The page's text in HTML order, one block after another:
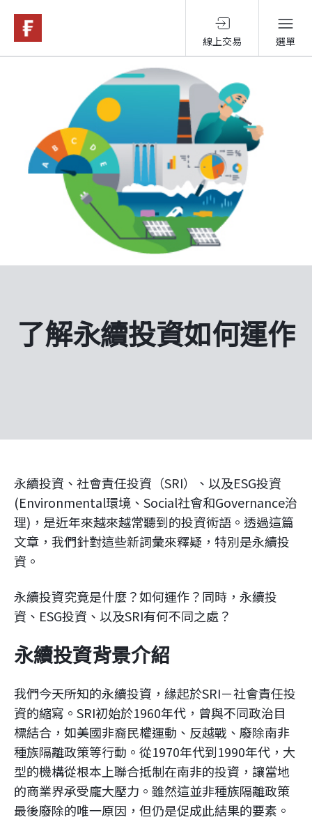
線上交易 選單
永續投資
投資洞見
投資解決方案
關於富達
企業永續
了解永續投資如何運作
永續投資、社會責任投資（SRI）、以及ESG投資
(Environmental環境、Social社會和Governance治
理)，是近年來越來越常聽到的投資術語。透過這篇
文章，我們針對這些新詞彙來釋疑，特別是永續投
資。
永續投資究竟是什麼？如何運作？同時，永續投
資、ESG投資、以及SRI有何不同之處？
永續投資背景介紹
我們今天所知的永續投資，緣起於SRI－社會責任投
資的縮寫。SRI初始於1960年代，曾與不同政治目
標結合，如美國非裔民權運動、反越戰、廢除南非
種族隔離政策等行動。從1970年代到1990年代，大
型的機構從根本上聯合抵制在南非的投資，讓當地
的商業界承受龐大壓力。雖然這並非種族隔離政策
最後廢除的唯一原因，但仍是促成此結果的要素。